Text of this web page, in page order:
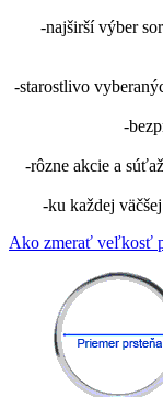
-najširší výber
-starostlivo
-
-rôzne akcie a
-ku každej
Ako zmerať veľkosť